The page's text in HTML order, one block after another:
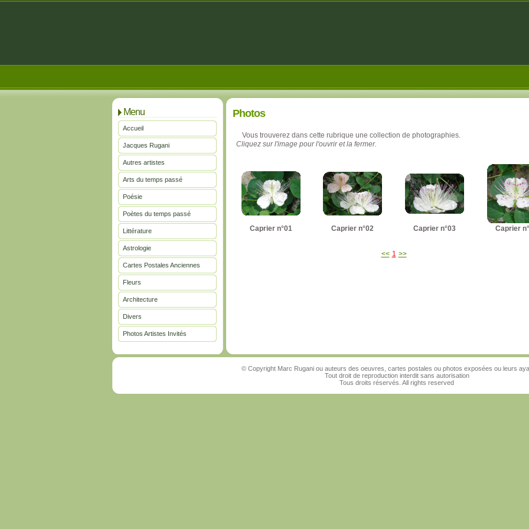
Menu
Accueil
Jacques Rugani
Autres artistes
Arts du temps passé
Poésie
Poètes du temps passé
Littérature
Astrologie
Cartes Postales Anciennes
Fleurs
Architecture
Divers
Photos Artistes Invités
Photos
Vous trouverez dans cette rubrique une collection de photographies.
Cliquez sur l'image pour l'ouvrir et la fermer.
Caprier n°01 Caprier n°02 Caprier n°03 Caprier
<< 1 >>
© Copyright Marc Rugani ou auteurs des oeuvres, cartes postales ou photos exposées ou leurs
Tout droit de reproduction interdit sans autorisation
Tous droits réservés. All rights reserved